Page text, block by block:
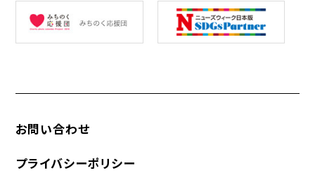
お問い合わせ
プライバシーポリシー